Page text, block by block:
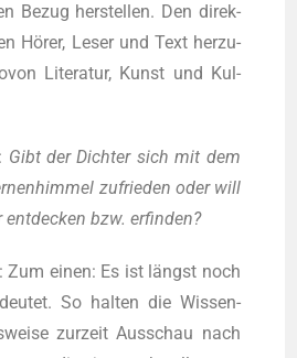
Bezug her­stel­len. Den direk­
Hörer, Leser und Text her­zu­
Lite­ra­tur, Kunst und Kul­
Gibt der Dich­ter sich mit dem
zufrie­den oder will
ent­de­cken bzw. erfinden?
Zum einen: Es ist längst noch
So hal­ten die Wis­sen­
zur­zeit Aus­schau nach